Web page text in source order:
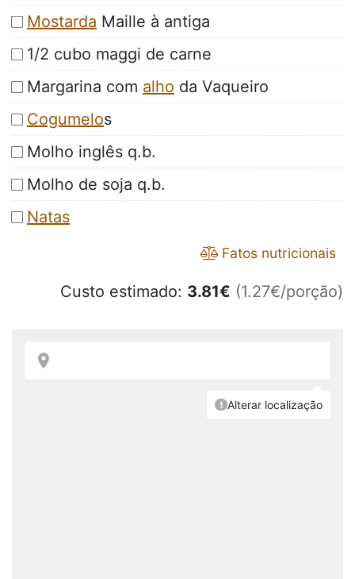
Mostarda Maille à antiga
1/2 cubo maggi de carne
Margarina com alho da Vaqueiro
Cogumelos
Molho inglês q.b.
Molho de soja q.b.
Natas
Fatos nutricionais
Custo estimado: 3.81€ (1.27€/porção)